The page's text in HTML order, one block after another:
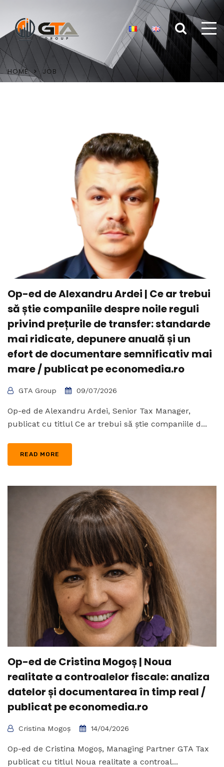
HOME JOB
Op-ed de Alexandru Ardei | Ce ar trebui
să știe companiile despre noile reguli
privind prețurile de transfer: standarde
mai ridicate, depunere anuală și un
efort de documentare semnificativ mai
mare / publicat pe economedia.ro
GTA Group 09/07/2026
Op-ed de Alexandru Ardei, Senior Tax Manager,
publicat cu titlul Ce ar trebui să știe companiile d...
READ MORE
Op-ed de Cristina Mogoș | Noua
realitate a controalelor fiscale: analiza
datelor și documentarea în timp real /
publicat pe economedia.ro
Cristina Mogoș 14/04/2026
Op-ed de Cristina Mogoș, Managing Partner GTA Tax
publicat cu titlul Noua realitate a controal...